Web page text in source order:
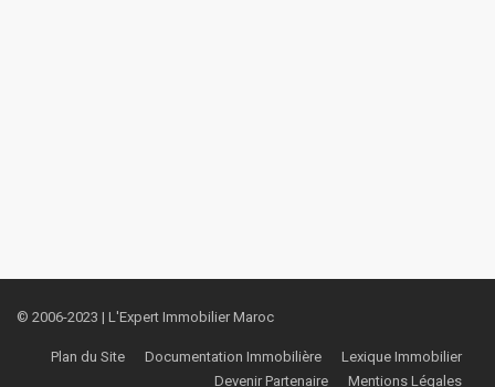
© 2006-2023 | L'Expert Immobilier Maroc
Plan du Site Documentation Immobilière
Lexique Immobilier
Devenir Partenaire
Mentions Légales